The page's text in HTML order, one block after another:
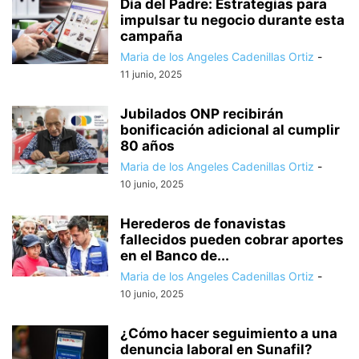
Día del Padre: Estrategias para
impulsar tu negocio durante esta
campaña
Maria de los Angeles Cadenillas Ortiz -
11 junio, 2025
Jubilados ONP recibirán
bonificación adicional al cumplir
80 años
Maria de los Angeles Cadenillas Ortiz -
10 junio, 2025
Herederos de fonavistas
fallecidos pueden cobrar aportes
en el Banco de...
Maria de los Angeles Cadenillas Ortiz -
10 junio, 2025
¿Cómo hacer seguimiento a una
denuncia laboral en Sunafil?